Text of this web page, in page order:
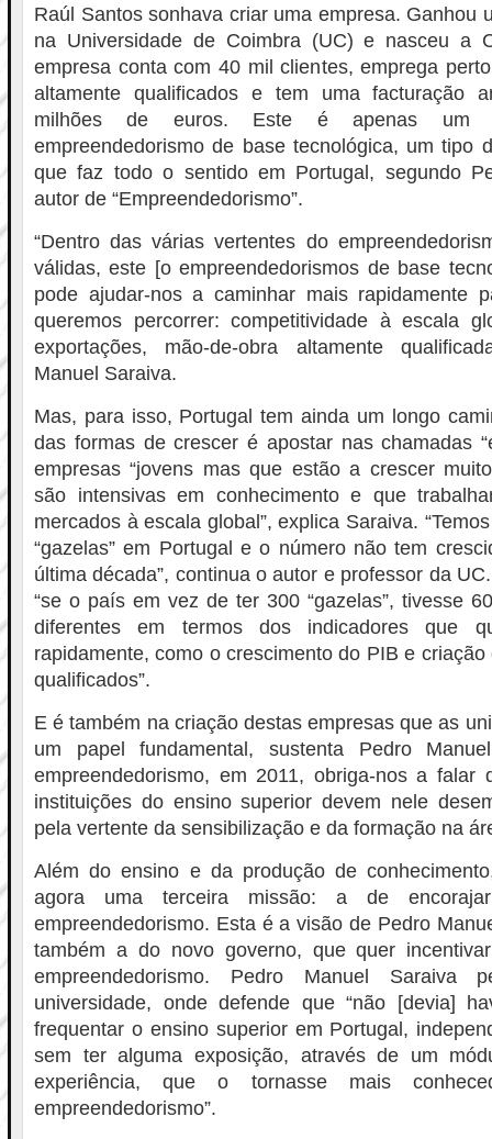
Raúl Santos sonhava criar uma empresa. Ganhou
na Universidade de Coimbra (UC) e nasceu a
empresa conta com 40 mil clientes, emprega
altamente qualificados e tem uma facturação
milhões de euros. Este é apenas um
empreendedorismo de base tecnológica, um tipo
que faz todo o sentido em Portugal, segundo
autor de “Empreendedorismo”.
“Dentro das várias vertentes do
válidas, este [o empreendedorismos de base
pode ajudar-nos a caminhar mais rapidamente
queremos percorrer: competitividade à escala
exportações, mão-de-obra altamente
Manuel Saraiva.
Mas, para isso, Portugal tem ainda um longo
das formas de crescer é apostar nas chamadas
empresas “jovens mas que estão a crescer
são intensivas em conhecimento e que
mercados à escala global”, explica Saraiva.
“gazelas” em Portugal e o número não tem
última década”, continua o autor e professor da
“se o país em vez de ter 300 “gazelas”, tivesse
diferentes em termos dos indicadores que
rapidamente, como o crescimento do PIB e
qualificados”.
E é também na criação destas empresas que as
um papel fundamental, sustenta Pedro
empreendedorismo, em 2011, obriga-nos a falar
instituições do ensino superior devem nele
pela vertente da sensibilização e da formação na
Além do ensino e da produção de
agora uma terceira missão: a de
empreendedorismo. Esta é a visão de Pedro
também a do novo governo, que quer
empreendedorismo. Pedro Manuel Saraiva
universidade, onde defende que “não [devia]
frequentar o ensino superior em Portugal,
sem ter alguma exposição, através de um
experiência, que o tornasse mais
empreendedorismo”.